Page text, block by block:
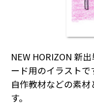
NEW HORIZON 新
ード用のイラストで
自作教材などの素
す。